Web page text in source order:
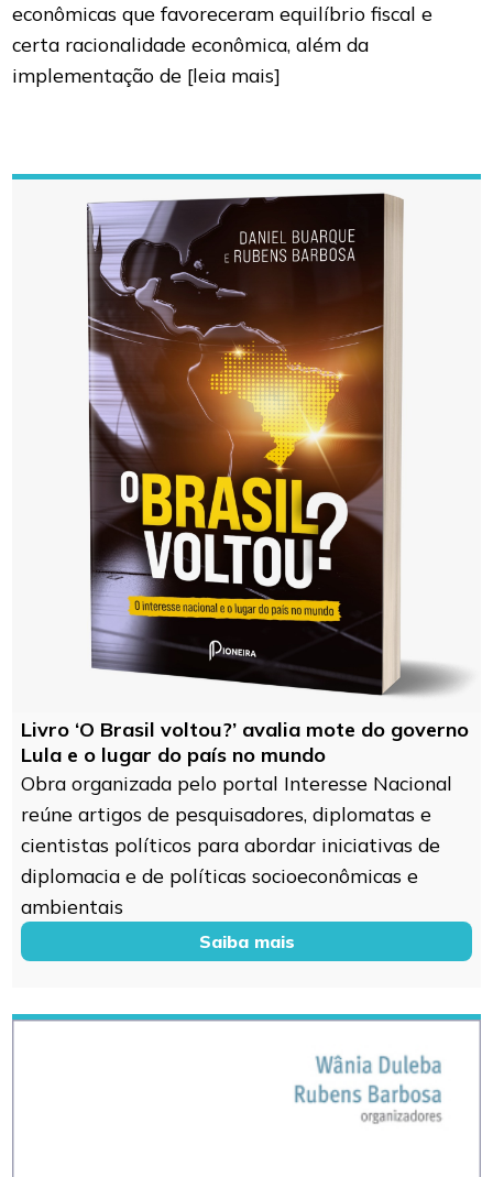
econômicas que favoreceram equilíbrio fiscal e
certa racionalidade econômica, além da
implementação de [leia mais]
Livro ‘O Brasil voltou?’ avalia mote do governo
Lula e o lugar do país no mundo
Obra organizada pelo portal Interesse Nacional
reúne artigos de pesquisadores, diplomatas e
cientistas políticos para abordar iniciativas de
diplomacia e de políticas socioeconômicas e
ambientais
Saiba mais